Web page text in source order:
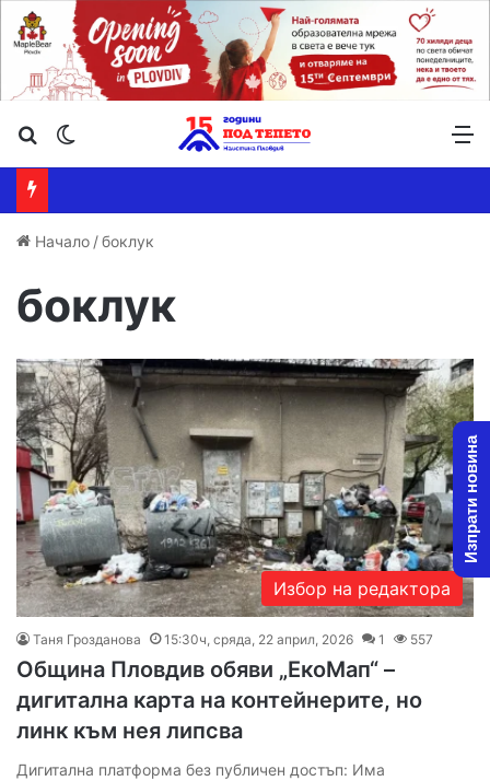
Търсене ...
Начало /боклук
боклук
Избор на редактора
Таня Грозданова 15:30ч, сряда, 22 април, 2026 1 557
Община Пловдив обяви „ЕкоМап“ –
дигитална карта на контейнерите, но
линк към нея липсва
Дигитална платформа без публичен достъп: Има
Изпрати новина